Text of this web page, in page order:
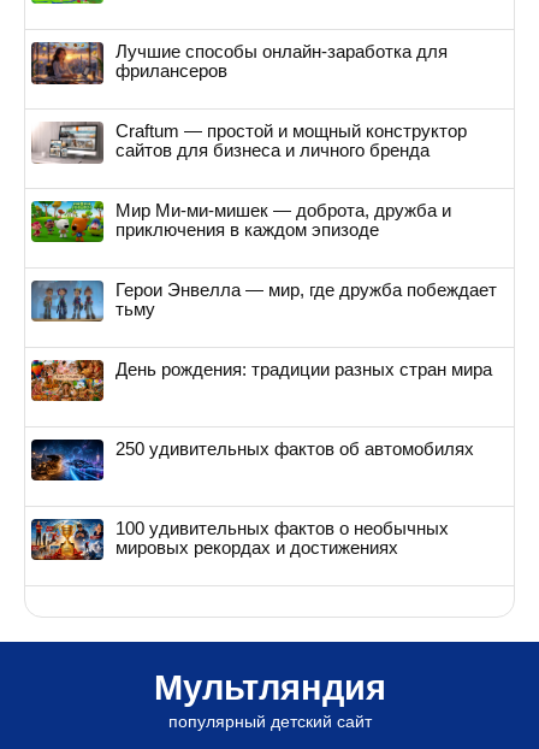
Лучшие способы онлайн-заработка для
фрилансеров
Craftum — простой и мощный конструктор
сайтов для бизнеса и личного бренда
Мир Ми-ми-мишек — доброта, дружба и
приключения в каждом эпизоде
Герои Энвелла — мир, где дружба побеждает
тьму
День рождения: традиции разных стран мира
250 удивительных фактов об автомобилях
100 удивительных фактов о необычных
мировых рекордах и достижениях
Мультляндия
популярный детский сайт